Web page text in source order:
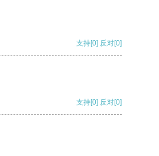
支持[0] 反对[0]
支持[0] 反对[0]